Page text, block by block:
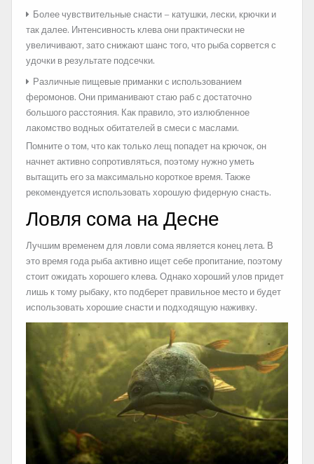
Более чувствительные снасти – катушки, лески, крючки и
так далее. Интенсивность клева они практически не
увеличивают, зато снижают шанс того, что рыба сорвется с
удочки в результате подсечки.
Различные пищевые приманки с использованием
феромонов. Они приманивают стаю раб с достаточно
большого расстояния. Как правило, это излюбленное
лакомство водных обитателей в смеси с маслами.
Помните о том, что как только лещ попадет на крючок, он
начнет активно сопротивляться, поэтому нужно уметь
вытащить его за максимально короткое время. Также
рекомендуется использовать хорошую фидерную снасть.
Ловля сома на Десне
Лучшим временем для ловли сома является конец лета. В
это время года рыба активно ищет себе пропитание, поэтому
стоит ожидать хорошего клева. Однако хороший улов придет
лишь к тому рыбаку, кто подберет правильное место и будет
использовать хорошие снасти и подходящую наживку.